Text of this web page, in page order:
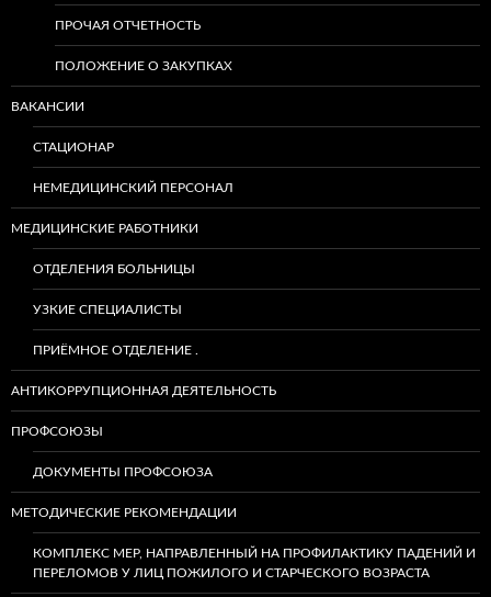
ПРОЧАЯ ОТЧЕТНОСТЬ
ПОЛОЖЕНИЕ О ЗАКУПКАХ
ВАКАНСИИ
СТАЦИОНАР
НЕМЕДИЦИНСКИЙ ПЕРСОНАЛ
МЕДИЦИНСКИЕ РАБОТНИКИ
ОТДЕЛЕНИЯ БОЛЬНИЦЫ
УЗКИЕ СПЕЦИАЛИСТЫ
ПРИЁМНОЕ ОТДЕЛЕНИЕ .
АНТИКОРРУПЦИОННАЯ ДЕЯТЕЛЬНОСТЬ
ПРОФСОЮЗЫ
ДОКУМЕНТЫ ПРОФСОЮЗА
МЕТОДИЧЕСКИЕ РЕКОМЕНДАЦИИ
КОМПЛЕКС МЕР, НАПРАВЛЕННЫЙ НА ПРОФИЛАКТИКУ ПАДЕНИЙ И
ПЕРЕЛОМОВ У ЛИЦ ПОЖИЛОГО И СТАРЧЕСКОГО ВОЗРАСТА